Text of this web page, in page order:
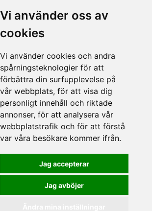
Vi använder oss av
cookies
Vi använder cookies och andra
spårningsteknologier för att
förbättra din surfupplevelse på
vår webbplats, för att visa dig
personligt innehåll och riktade
annonser, för att analysera vår
webbplatstrafik och för att förstå
var våra besökare kommer ifrån.
Jag accepterar
Jag avböjer
24 Malmö
bachmans.se
bachmans.se